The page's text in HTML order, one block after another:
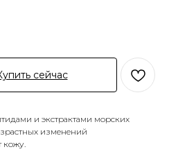
сейчас
и экстрактами морских
изменений
кожу.